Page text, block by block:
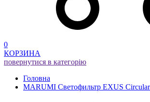
0
КОРЗИНА
повернутися в категорію
Головна
MARUMI Светофильтр EXUS